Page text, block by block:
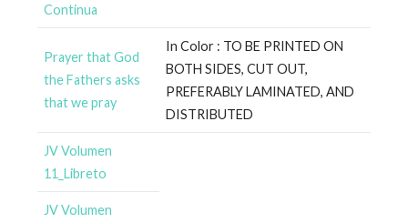
Continua
Prayer that God
the Fathers asks
that we pray
In Color : TO BE PRINTED ON
BOTH SIDES, CUT OUT,
PREFERABLY LAMINATED, AND
DISTRIBUTED
JV Volumen
11_Libreto
JV Volumen